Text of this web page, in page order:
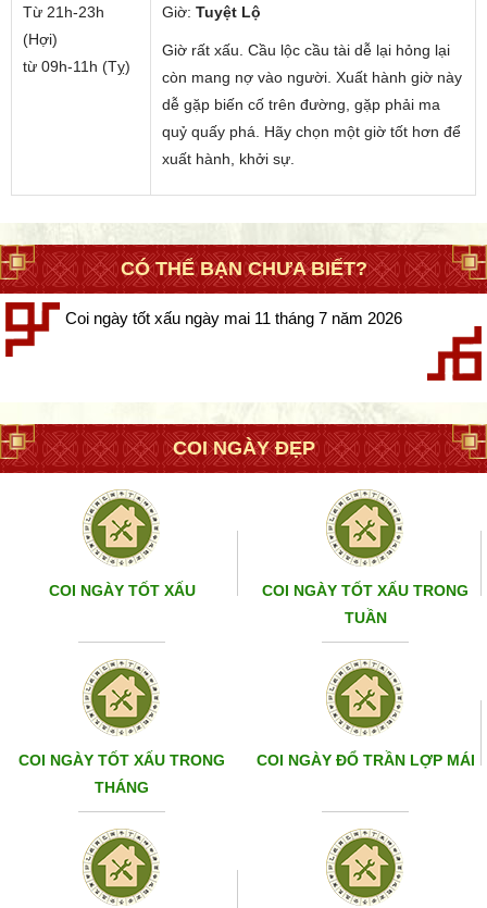
Từ 21h-23h
(Hợi)
từ 09h-11h (Tỵ)
Giờ: Tuyệt Lộ
Giờ rất xấu. Cầu lộc cầu tài dễ lại hỏng lại
còn mang nợ vào người. Xuất hành giờ này
dễ gặp biến cố trên đường, gặp phải ma
quỷ quấy phá. Hãy chọn một giờ tốt hơn để
xuất hành, khởi sự.
CÓ THỂ BẠN CHƯA BIẾT?
Coi ngày tốt xấu ngày mai 11 tháng 7 năm 2026
COI NGÀY ĐẸP
COI NGÀY TỐT XẤU
COI NGÀY TỐT XẤU TRONG
TUẦN
COI NGÀY TỐT XẤU TRONG
THÁNG
COI NGÀY ĐỔ TRẦN LỢP MÁI